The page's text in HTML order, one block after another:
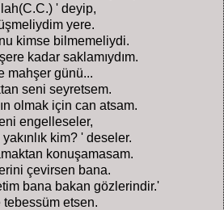
' deyip,
yere.
kimse bilmemeliydi.
kadar saklamıydım.
mahşer günü...
seni seyretsem.
olmak için can atsam.
engelleseler,
kim? ' deseler.
konuşamasam.
çevirsen bana.
bana bakan gözlerindir.'
tebessüm etsen.